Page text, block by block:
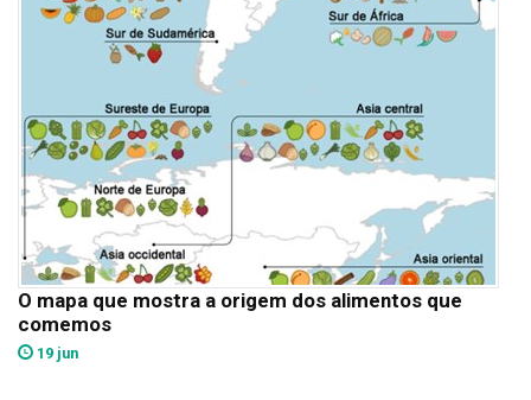
O mapa que mostra a origem dos alimentos que
comemos
19 jun